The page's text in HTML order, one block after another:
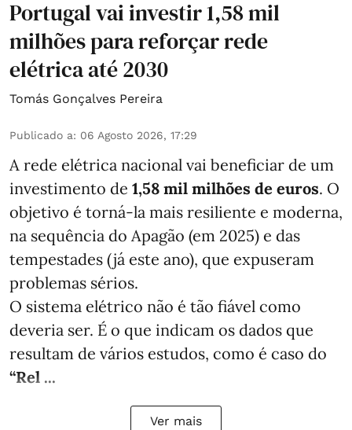
Portugal vai investir 1,58 mil
milhões para reforçar rede
elétrica até 2030
Tomás Gonçalves Pereira
Publicado a: 06 Agosto 2026, 17:29
A rede elétrica nacional vai beneficiar de um
investimento de 1,58 mil milhões de euros. O
objetivo é torná-la mais resiliente e moderna,
na sequência do Apagão (em 2025) e das
tempestades (já este ano), que expuseram
problemas sérios.
O sistema elétrico não é tão fiável como
deveria ser. É o que indicam os dados que
resultam de vários estudos, como é caso do
“Rel ...
Ver mais